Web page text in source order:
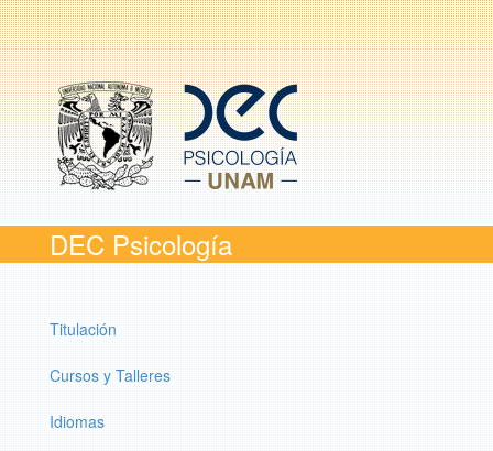
DEC Psicología
Titulación
Cursos y Talleres
Idiomas